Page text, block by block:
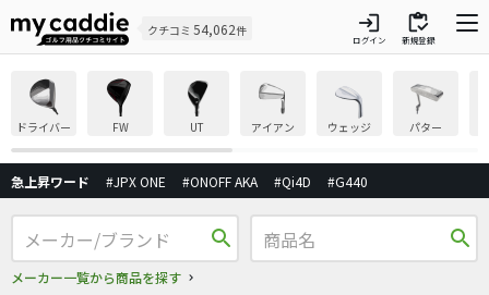
クチコミ 54,062件 login
ログイン
inventory
新規登録
ドライバー FW UT アイアン ウェッジ パター
急上昇ワード #JPX ONE #ONOFF AKA #Qi4D #G440
search
メーカー一覧から商品を探す
search